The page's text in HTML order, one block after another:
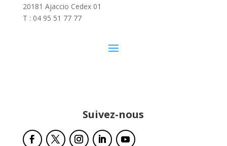
20181 Ajaccio Cedex 01
T : 04 95 51 77 77
Suivez-nous